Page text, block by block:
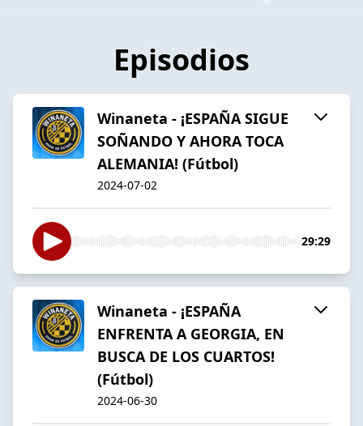
Episodios
Winaneta - ¡ESPAÑA SIGUE
SOÑANDO Y AHORA TOCA
ALEMANIA! (Fútbol)
2024-07-02
29:29
Winaneta - ¡ESPAÑA
ENFRENTA A GEORGIA, EN
BUSCA DE LOS CUARTOS!
(Fútbol)
2024-06-30